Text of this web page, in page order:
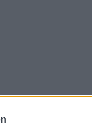
ο ΟΠΑΠ